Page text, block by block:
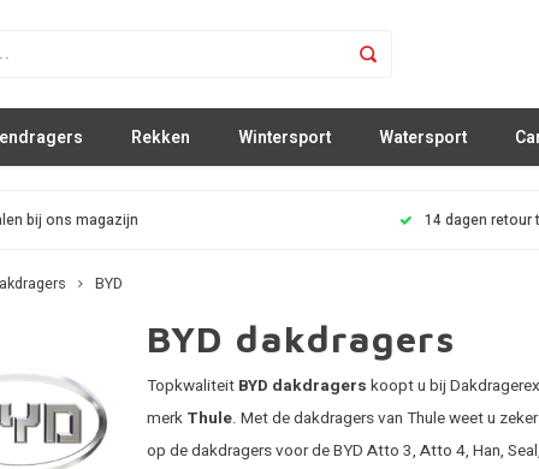
Rekken Wintersport Watersport
bij ons magazijn 14 dagen retour
BYD
BYD dakdragers
Topkwaliteit BYD dakdragers koopt u bij
merk Thule. Met de dakdragers van Thule weet u
op de dakdragers voor de BYD Atto 3, Atto 4, Han,